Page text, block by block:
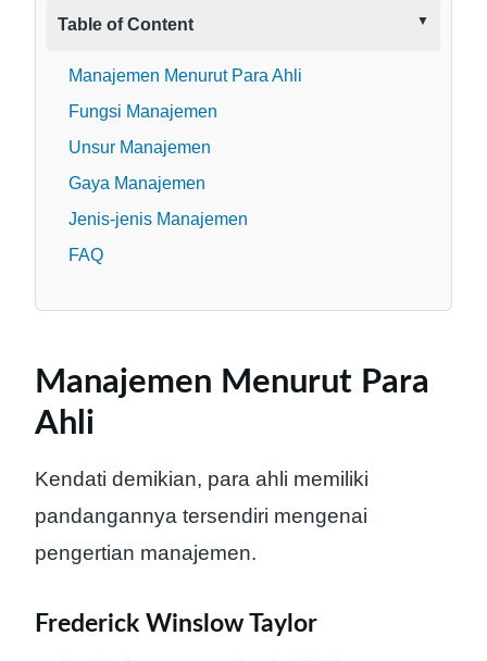
Table of Content
Manajemen Menurut Para Ahli
Fungsi Manajemen
Unsur Manajemen
Gaya Manajemen
Jenis-jenis Manajemen
FAQ
Manajemen Menurut Para
Ahli
Kendati demikian, para ahli memiliki
pandangannya tersendiri mengenai
pengertian manajemen.
Frederick Winslow Taylor